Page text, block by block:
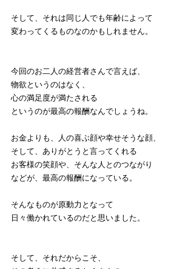
そして、それは同じ人でも年齢によって
変わってくるものなのかもしれません。
今回のお二人の経営者さんで言えば、
物欲というのはなく、
心の満足度が満たされる
というのが最高の報酬なんでしょうね。
お金よりも、人の喜ぶ顔や幸せそうな顔、
そして、ありがとうと言ってくれる
お客様の笑顔や、そんな人とのつながり
などが、最高の報酬になっている。
そんなものが原動力となって
日々働かれているのだと思いました。
そして、それだからこそ、